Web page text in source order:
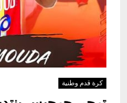
كرة قدم وطنية